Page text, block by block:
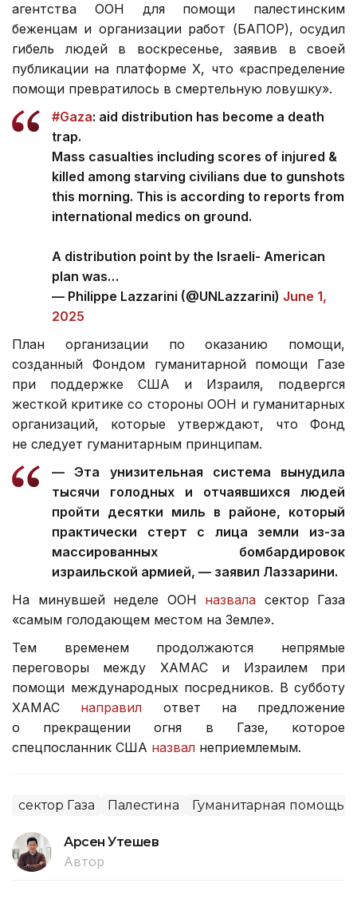
агентства ООН для помощи палестинским
беженцам и организации работ (БАПОР), осудил
гибель людей в воскресенье, заявив в своей
публикации на платформе X, что «распределение
помощи превратилось в смертельную ловушку».
#Gaza: aid distribution has become a death
trap.
Mass casualties including scores of injured &
killed among starving civilians due to gunshots
this morning. This is according to reports from
international medics on ground.
A distribution point by the Israeli- American
plan was…
— Philippe Lazzarini (@UNLazzarini) June 1,
2025
План организации по оказанию помощи,
созданный Фондом гуманитарной помощи Газе
при поддержке США и Израиля, подвергся
жесткой критике со стороны ООН и гуманитарных
организаций, которые утверждают, что Фонд
не следует гуманитарным принципам.
— Эта унизительная система вынудила
тысячи голодных и отчаявшихся людей
пройти десятки миль в районе, который
практически стерт с лица земли из-за
массированных бомбардировок
израильской армией, — заявил Лаззарини.
На минувшей неделе ООН назвала сектор Газа
«самым голодающем местом на Земле».
Тем временем продолжаются непрямые
переговоры между ХАМАС и Израилем при
помощи международных посредников. В субботу
ХАМАС направил ответ на предложение
о прекращении огня в Газе, которое
спецпосланник США назвал неприемлемым.
сектор Газа Палестина Гуманитарная помощь
Арсен Утешев
Автор